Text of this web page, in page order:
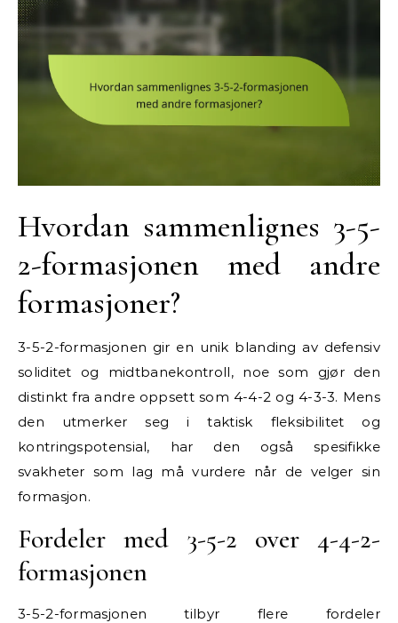
Hvordan sammenlignes 3-5-
2-formasjonen med andre
formasjoner?
3-5-2-formasjonen gir en unik blanding av defensiv
soliditet og midtbanekontroll, noe som gjør den
distinkt fra andre oppsett som 4-4-2 og 4-3-3. Mens
den utmerker seg i taktisk fleksibilitet og
kontringspotensial, har den også spesifikke
svakheter som lag må vurdere når de velger sin
formasjon.
Fordeler med 3-5-2 over 4-4-2-
formasjonen
3-5-2-formasjonen tilbyr flere fordeler